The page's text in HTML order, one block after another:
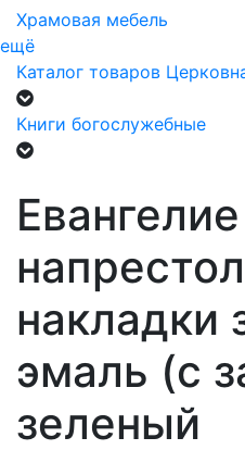
Храмовая мебель
ещё
Каталог товаров
Книги богослужебные
накладки
эмаль (с
зеленый